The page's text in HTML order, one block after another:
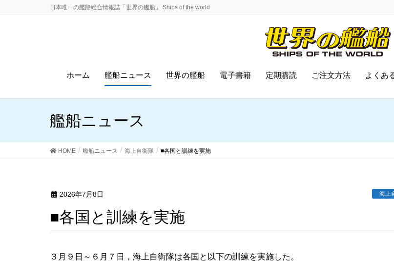
日本唯一の艦船総合情報誌「世界の艦船」 Ships of the world
ホーム 艦船ニュース 世界の艦船 電子書籍 定期購読 ご注文方法 よくあ
艦船ニュース
HOME 艦船ニュース 海上自衛隊 ■各国と訓練を実施
2026年7月8日 海上
■各国と訓練を実施
３月９日～６月７日，海上自衛隊は各国と以下の訓練を実施した。